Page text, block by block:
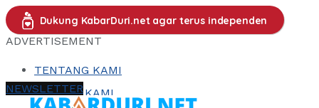
Dukung KabarDuri.net agar terus independen
ADVERTISEMENT
TENTANG KAMI
KONTAK KAMI
NEWSLETTER